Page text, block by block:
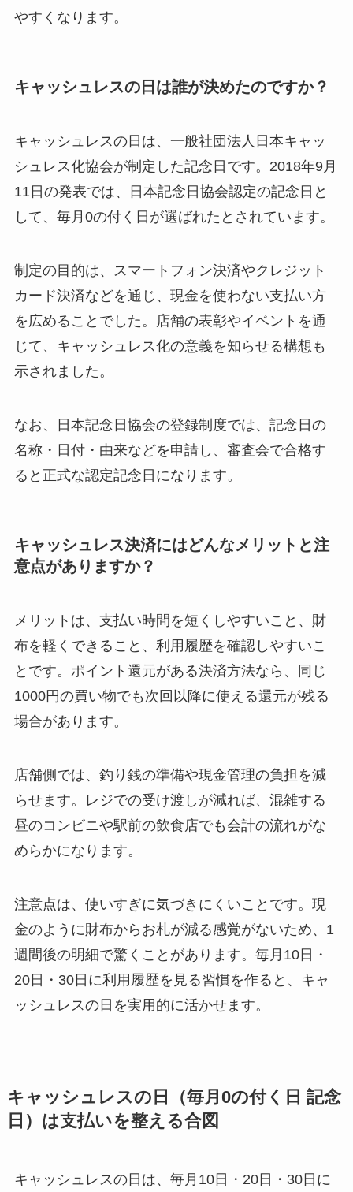
やすくなります。
キャッシュレスの日は誰が決めたのですか？
キャッシュレスの日は、一般社団法人日本キャッ
シュレス化協会が制定した記念日です。2018年9月
11日の発表では、日本記念日協会認定の記念日と
して、毎月0の付く日が選ばれたとされています。
制定の目的は、スマートフォン決済やクレジット
カード決済などを通じ、現金を使わない支払い方
を広めることでした。店舗の表彰やイベントを通
じて、キャッシュレス化の意義を知らせる構想も
示されました。
なお、日本記念日協会の登録制度では、記念日の
名称・日付・由来などを申請し、審査会で合格す
ると正式な認定記念日になります。
キャッシュレス決済にはどんなメリットと注
意点がありますか？
メリットは、支払い時間を短くしやすいこと、財
布を軽くできること、利用履歴を確認しやすいこ
とです。ポイント還元がある決済方法なら、同じ
1000円の買い物でも次回以降に使える還元が残る
場合があります。
店舗側では、釣り銭の準備や現金管理の負担を減
らせます。レジでの受け渡しが減れば、混雑する
昼のコンビニや駅前の飲食店でも会計の流れがな
めらかになります。
注意点は、使いすぎに気づきにくいことです。現
金のように財布からお札が減る感覚がないため、1
週間後の明細で驚くことがあります。毎月10日・
20日・30日に利用履歴を見る習慣を作ると、キャ
ッシュレスの日を実用的に活かせます。
キャッシュレスの日（毎月0の付く日 記念
日）は支払いを整える合図
キャッシュレスの日は、毎月10日・20日・30日に